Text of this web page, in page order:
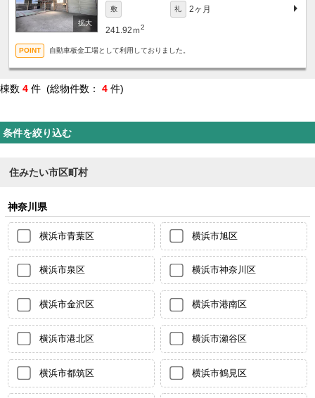
敷 礼 2ヶ月
241.92ｍ2
自動車板金工場として利用しておりました。
棟数 4 件 (総物件数： 4 件)
条件を絞り込む
住みたい市区町村
神奈川県
横浜市青葉区 横浜市旭区
横浜市泉区 横浜市神奈川区
横浜市金沢区 横浜市港南区
横浜市港北区 横浜市瀬谷区
横浜市都筑区 横浜市鶴見区